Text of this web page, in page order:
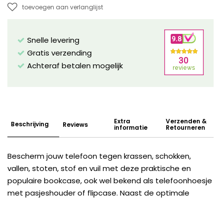
toevoegen aan verlanglijst
Snelle levering
Gratis verzending
Achteraf betalen mogelijk
Beschrijving Reviews Extra
informatie
Verzenden &
Retourneren
Bescherm jouw telefoon tegen krassen, schokken,
vallen, stoten, stof en vuil met deze praktische en
populaire bookcase, ook wel bekend als telefoonhoesje
met pasjeshouder of flipcase. Naast de optimale